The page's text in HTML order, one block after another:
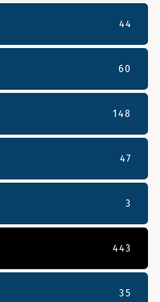
44
60
148
47
3
443
35